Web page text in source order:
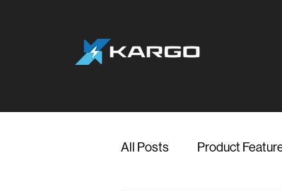
All Posts Product